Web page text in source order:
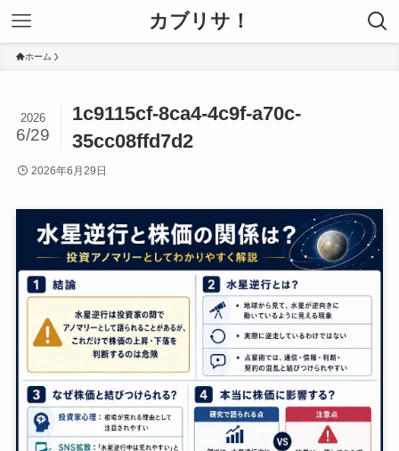
カブリサ！
ホーム
1c9115cf-8ca4-4c9f-a70c-
35cc08ffd7d2
2026
6/29
2026年6月29日